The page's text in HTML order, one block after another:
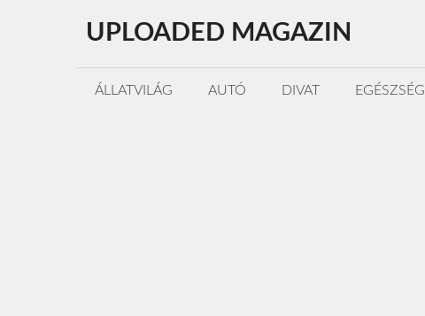
tartalomba
UPLOADED MAGAZIN
ÁLLATVILÁG AUTÓ DIVAT EGÉSZSÉG